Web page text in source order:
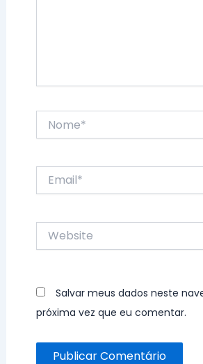
Website
Salvar meus dados neste
próxima vez que eu comentar.